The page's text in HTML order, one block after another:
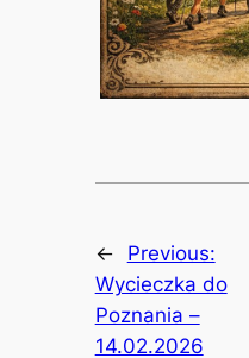
←
Previous:
Wycieczka do
Poznania –
14.02.2026